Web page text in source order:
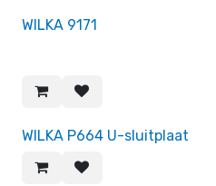
WILKA 9171
WILKA P664 U-sluitplaat